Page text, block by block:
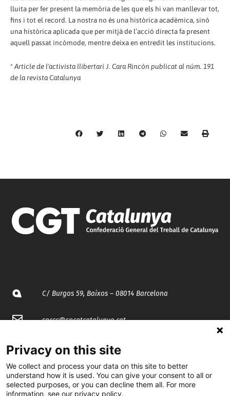
lluita per fer present la memòria de les que els hi van manllevar tot,
fins i tot el record. La nostra no és una històrica acadèmica, sinó
una històrica aplicada que per mitjà de l’acció directa fa present
aquell passat incòmode, mentre deixa en entredit les institucions.
*Article de l'activista llibertari J. Cara Rincón publicat al núm. 191
de la revista Catalunya
C/ Burgos 59, Baixos – 08014 Barcelona
spccc@spcgtcatalunya.cat
@CGTCatalunya
Privacy on this site
We collect and process your data on this site to better
understand how it is used. You can give your consent to all or
selected purposes, or you can decline them all. For more
information, see our privacy policy.